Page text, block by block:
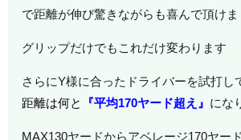
で距離が伸び驚きながらも喜んで頂けま
グリップだけでもこれだけ変わります
さらにY様に合ったドライバーを試打し
距離は何と
『平均170ヤード超え』 にな
MAX130ヤードからアベレージ170ヤー